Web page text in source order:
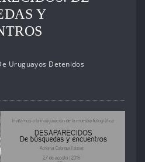
Y
Uruguayos Detenidos